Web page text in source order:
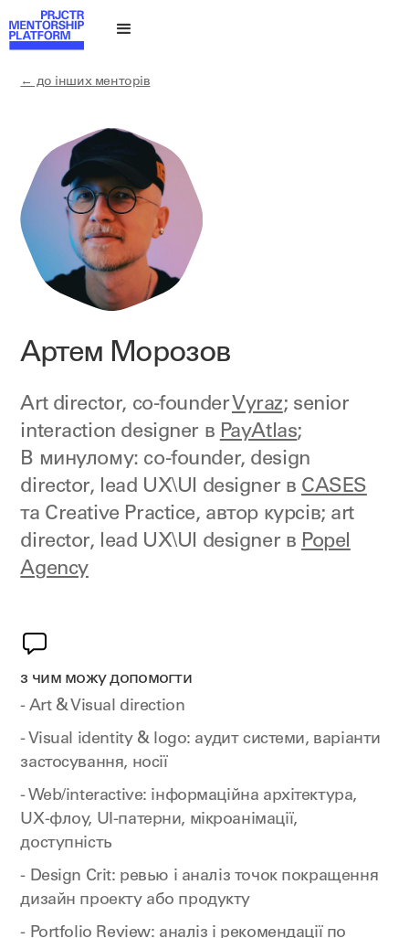
← до інших менторів
Артем Морозов
Art director, co-founderVyraz; senior
interaction designer в PayAtlas;
В минулому: co-founder, design
director, lead UX\UI designer в CASES
та Creative Practice, автор курсів; art
director, lead UX\UI designer в Popel
Agency
з чим можу допомогти
- Art & Visual direction
- Visual identity & logo: аудит системи, варіанти
застосування, носії
- Web/interactive: інформаційна архітектура,
UX-флоу, UI-патерни, мікроанімації,
доступність
- Design Crit: ревью і аналіз точок покращення
дизайн проекту або продукту
- Portfolio Review: аналіз і рекомендації по